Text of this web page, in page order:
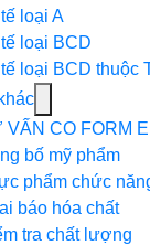
for
Thủ
tục
các
mặt
hàng
loại A
loại BCD
loại BCD thuộc
submenu
for
Dịch
vụ
khác
VẤN CO FORM
bố mỹ phẩm
phẩm chức
báo hóa chất
tra chất lượng